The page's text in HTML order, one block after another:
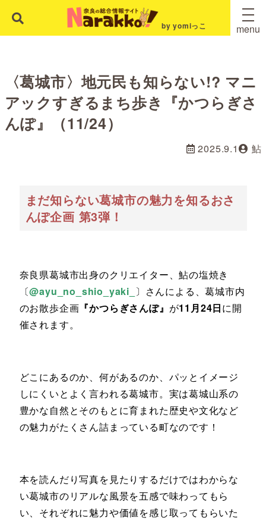
by yomiっこ menu
〈葛城市〉地元民も知らない!? マニ
アックすぎるまち歩き『かつらぎさ
んぽ』（11/24）
2025.9.1 鮎
まだ知らない葛城市の魅力を知るおさ
んぽ企画 第3弾！
奈良県葛城市出身のクリエイター、鮎の塩焼き
〔@ayu_no_shio_yaki_ 〕さんによる、葛城市内
のお散歩企画 『かつらぎさんぽ』 が11月24日に開
催されます。
どこにあるのか、何があるのか、パッとイメージ
しにくいとよく言われる葛城市。実は葛城山系の
豊かな自然とそのもとに育まれた歴史や文化など
の魅力がたくさん詰まっている町なのです！
本を読んだり写真を見たりするだけではわからな
い葛城市のリアルな風景を五感で味わってもら
い、それぞれに魅力や価値を感じ取ってもらいた